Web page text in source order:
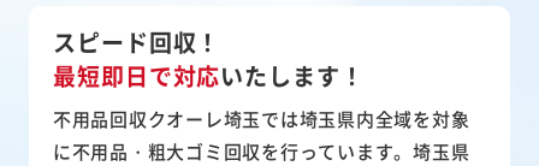
スピード回収！
最短即日で対応いたします！
不用品回収クオーレ埼玉では埼玉県内全域を対象
に不用品・粗大ゴミ回収を行っています。埼玉県